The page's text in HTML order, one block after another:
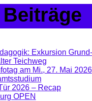
Exkursion
Teichweg
am Mi., 27. Mai 2026
2026 – Recap
OPEN